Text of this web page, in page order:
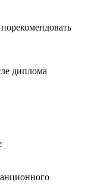
диплома